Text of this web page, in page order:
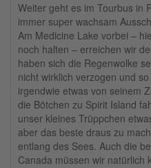
Weiter geht es im Tourbus in
immer super wachsam
Am Medicine Lake vorbei –
noch halten – erreichen wir
haben sich die Regenwolke
nicht wirklich verzogen und
irgendwie etwas von seinem
die Bötchen zu Spirit Island
unser kleines Trüppchen
aber das beste draus zu
entlang des Sees. Auch die
Canada müssen wir natürlich